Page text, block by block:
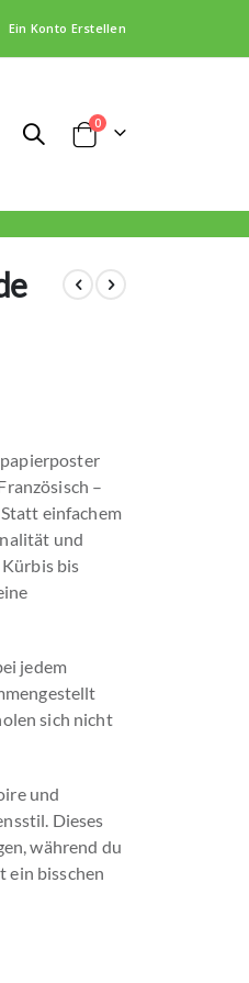
Ein Konto Erstellen
Cart
0Artikel
–
einfachem
und
bis
jedem
sich nicht
und
Dieses
während du
ein bisschen